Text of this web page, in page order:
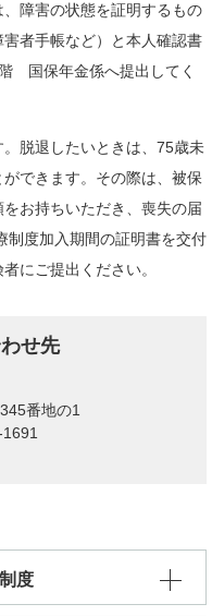
障害の状態を証明するもの
害者手帳など）と本人確認書
国保年金係へ提出してく
脱退したいときは、75歳未
できます。その際は、被保
お持ちいただき、喪失の届
制度加入期間の証明書を交付
にご提出ください。
せ先
番地の1
度